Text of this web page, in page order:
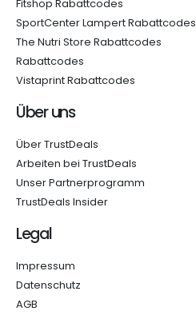
Fitshop Rabattcodes
SportCenter Lampert Rabattcodes
The Nutri Store Rabattcodes
Rabattcodes
Vistaprint Rabattcodes
Über uns
Über TrustDeals
Arbeiten bei TrustDeals
Unser Partnerprogramm
TrustDeals Insider
Legal
Impressum
Datenschutz
AGB